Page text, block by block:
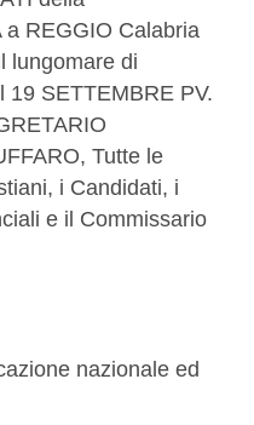
a REGGIO Calabria
lungomare di
19 SETTEMBRE PV.
Tutte le
i Candidati, i
e il Commissario
nazionale ed